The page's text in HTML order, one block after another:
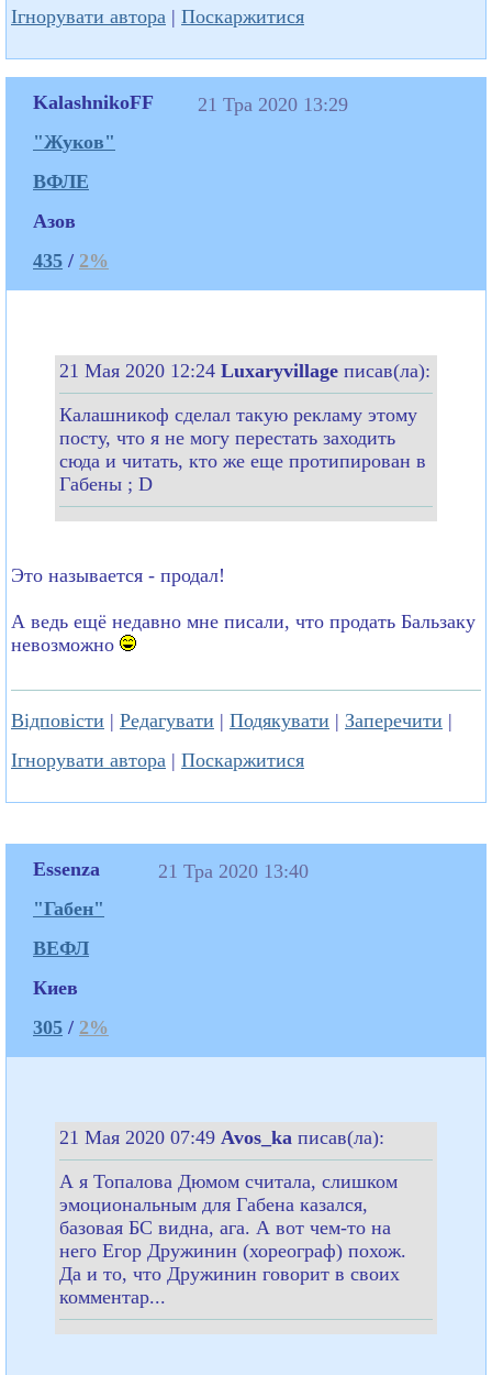
Ігнорувати автора | Поскаржитися
KalashnikoFF
"Жуков"
ВФЛЕ
Азов
435 / 2%
21 Тра 2020 13:29
21 Мая 2020 12:24 Luxaryvillage писав(ла):
Калашникоф сделал такую рекламу этому
посту, что я не могу перестать заходить
сюда и читать, кто же еще протипирован в
Габены ; D
Это называется - продал!
А ведь ещё недавно мне писали, что продать Бальзаку
невозможно
Відповісти | Редагувати | Подякувати | Заперечити |
Ігнорувати автора | Поскаржитися
Essenza
"Габен"
ВЕФЛ
Киев
305 / 2%
21 Тра 2020 13:40
21 Мая 2020 07:49 Avos_ka писав(ла):
А я Топалова Дюмом считала, слишком
эмоциональным для Габена казался,
базовая БС видна, ага. А вот чем-то на
него Егор Дружинин (хореограф) похож.
Да и то, что Дружинин говорит в своих
комментар...